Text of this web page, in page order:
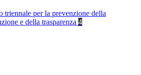
triennale per la prevenzione della
e della trasparenza 4